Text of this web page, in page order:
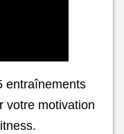
entraînements
votre motivation